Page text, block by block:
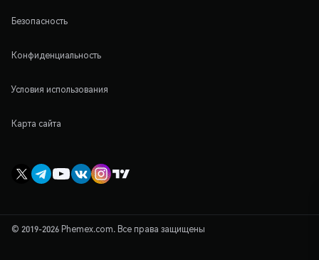
Безопасность
Конфиденциальность
Условия использования
Карта сайта
© 2019-2026 Phemex.com. Все права защищены